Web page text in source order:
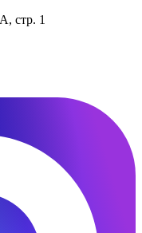
стр. 1